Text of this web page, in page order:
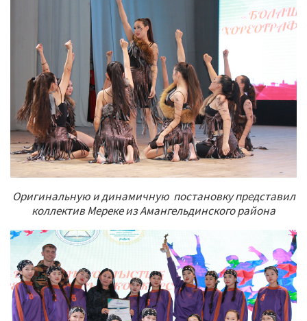
Оригинальную и динамичную постановку представил
коллектив Мереке из Амангельдинского района